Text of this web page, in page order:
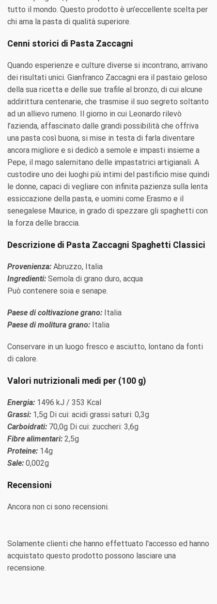
tutto il mondo. Questo prodotto è un’eccellente scelta per
chi ama la pasta di qualità superiore.
Cenni storici di Pasta Zaccagni
Quando esperienze e culture diverse si incontrano, arrivano
dei risultati unici. Gianfranco Zaccagni era il pastaio geloso
della sua ricetta e delle sue trafile al bronzo, di cui alcune
addirittura centenarie, che trasmise il suo segreto soltanto
ad un allievo rumeno. Il giorno in cui Leonardo rilevò
l’azienda, affascinato dalle grandi possibilità che offriva
una pasta così buona, si mise in testa di farla diventare
ancora migliore e si dedicò a semole e impasti insieme a
Pepe, il mago salernitano delle impastatrici artigianali. A
custodire uno dei luoghi più intimi del pastificio mise quindi
le donne, capaci di vegliare con infinita pazienza sulla lenta
essiccazione della pasta, e uomini come Erasmo e il
senegalese Maurice, in grado di spezzare gli spaghetti con
la forza delle braccia.
Descrizione di Pasta Zaccagni Spaghetti Classici
Provenienza: Abruzzo, Italia
Ingredienti: Semola di grano duro, acqua
Può contenere soia e senape.
Paese di coltivazione grano: Italia
Paese di molitura grano: Italia
Conservare in un luogo fresco e asciutto, lontano da fonti
di calore.
Valori nutrizionali medi per (100 g)
Energia: 1496 kJ / 353 Kcal
Grassi: 1,5g Di cui: acidi grassi saturi: 0,3g
Carboidrati: 70,0g Di cui: zuccheri: 3,6g
Fibre alimentari: 2,5g
Proteine: 14g
Sale: 0,002g
Recensioni
Ancora non ci sono recensioni.
Solamente clienti che hanno effettuato l'accesso ed hanno
acquistato questo prodotto possono lasciare una
recensione.